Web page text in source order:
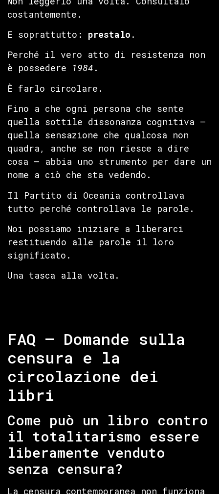
costantemente.
E soprattutto: prestalo .
Perché il vero atto di resistenza non
è possedere 1984 .
È farlo circolare.
Fino a che ogni persona che sente
quella sottile dissonanza cognitiva —
quella sensazione che qualcosa non
quadra, anche se non riesce a dire
cosa — abbia uno strumento per dare un
nome a ciò che sta vedendo.
Il Partito di Oceania controllava
tutto perché controllava le parole.
Noi possiamo iniziare a liberarci
restituendo alle parole il loro
significato.
Una tasca alla volta.
FAQ – Domande sulla
censura e la
circolazione dei
libri
Come può un libro contro
il totalitarismo essere
liberamente venduto
senza censura?
La censura contemporanea non funziona